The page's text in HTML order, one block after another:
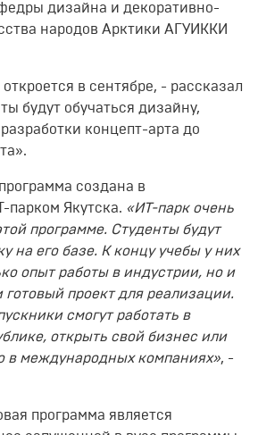
дизайна и декоративно-
народов Арктики АГУИККИ
в сентябре, - рассказал
будут обучаться дизайну,
концепт-арта до
создана в
парком Якутска. «ИТ-парк очень
программе. Студенты будут
на его базе. К концу учебы у них
опыт работы в индустрии, но и
готовый проект для реализации.
смогут работать в
открыть свой бизнес или
в международных компаниях», -
программа является